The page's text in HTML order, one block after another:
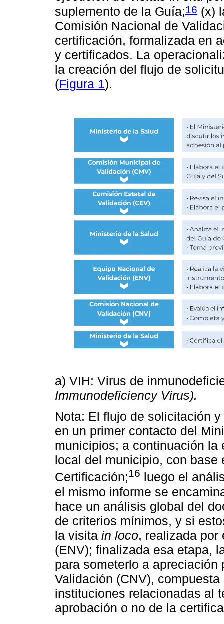
suplemento de la Guía;16 (x)
Comisión Nacional de
certificación, formalizada en
y certificados. La
la creación del flujo de
(Figura 1).
a) VIH: Virus de
Immunodeficiency Virus).
Nota: El flujo de solicitación
en un primer contacto del
municipios; a continuación la
local del municipio, con
Certificación;16
luego el
el mismo informe se
hace un análisis global del
de criterios mínimos, y si
la visita in loco, realizada por
(ENV); finalizada esa etapa,
para someterlo a
Validación (CNV),
instituciones relacionadas al
aprobación o no de la